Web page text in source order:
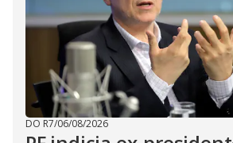
DO R7/06/08/2026